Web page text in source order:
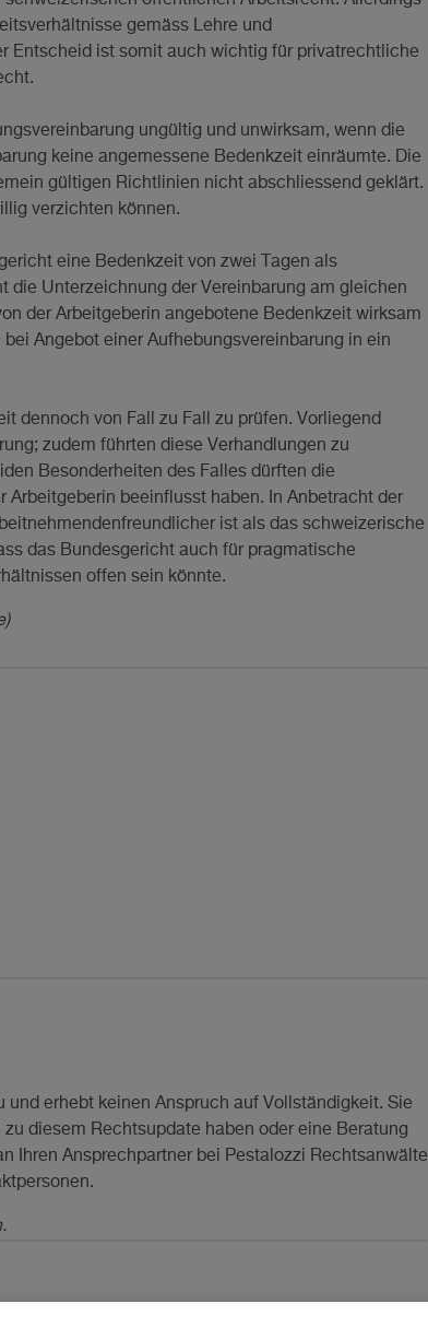
gemäss Lehre und
Entscheid ist somit auch wichtig für privatrechtliche
ungültig und unwirksam, wenn die
keine angemessene Bedenkzeit einräumte. Die
gültigen Richtlinien nicht abschliessend geklärt.
verzichten können.
eine Bedenkzeit von zwei Tagen als
Unterzeichnung der Vereinbarung am gleichen
der Arbeitgeberin angebotene Bedenkzeit wirksam
Angebot einer Aufhebungsvereinbarung in ein
dennoch von Fall zu Fall zu prüfen. Vorliegend
zudem führten diese Verhandlungen zu
Besonderheiten des Falles dürften die
beeinflusst haben. In Anbetracht der
ist als das schweizerische
das Bundesgericht auch für pragmatische
offen sein könnte.
erhebt keinen Anspruch auf Vollständigkeit. Sie
diesem Rechtsupdate haben oder eine Beratung
Ihren Ansprechpartner bei Pestalozzi Rechtsanwälte